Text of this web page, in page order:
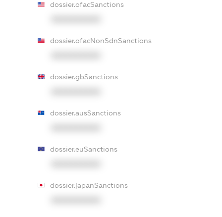
dossier.ofacSanctions
dossier.ofacNonSdnSanctions
dossier.gbSanctions
dossier.ausSanctions
dossier.euSanctions
dossier.japanSanctions